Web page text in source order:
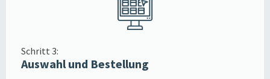
Schritt 3:
Auswahl und Bestellung